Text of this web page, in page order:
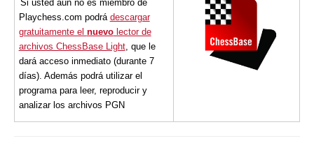
Si usted aún no es miembro de
Playchess.com podrá descargar
gratuitamente el nuevolector de
archivos ChessBase Light, que le
dará acceso inmediato (durante 7
días). Además podrá utilizar el
programa para leer, reproducir y
analizar los archivos PGN